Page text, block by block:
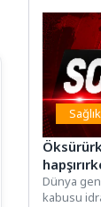
Sağlık
Dünya
kabusu